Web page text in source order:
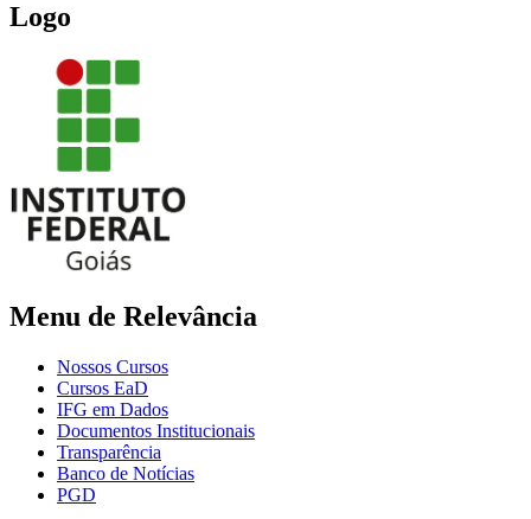
Logo
Menu de Relevância
Nossos Cursos
Cursos EaD
IFG em Dados
Documentos Institucionais
Transparência
Banco de Notícias
PGD